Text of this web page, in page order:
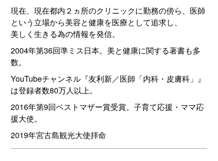
現在、現在都内２ヵ所のクリニックに勤務の傍ら、医師
という立場から美容と健康を医療として追求し、
美しく生きる為の情報を発信。
2004年第36回準ミス日本。美と健康に関する著書も多
数。
YouTubeチャンネル『友利新／医師「内科・皮膚科」』
は登録者数80万人以上。
2016年第9回ベストマザー賞受賞。子育て応援・ママ応
援大使。
2019年宮古島観光大使拝命